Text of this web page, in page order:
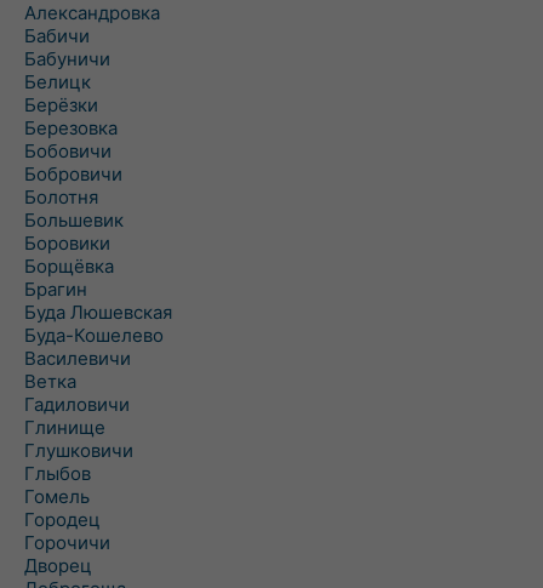
Александровка
Бабичи
Бабуничи
Белицк
Берёзки
Березовка
Бобовичи
Бобровичи
Болотня
Большевик
Боровики
Борщёвка
Брагин
Буда Люшевская
Буда-Кошелево
Василевичи
Ветка
Гадиловичи
Глинище
Глушковичи
Глыбов
Гомель
Городец
Горочичи
Дворец